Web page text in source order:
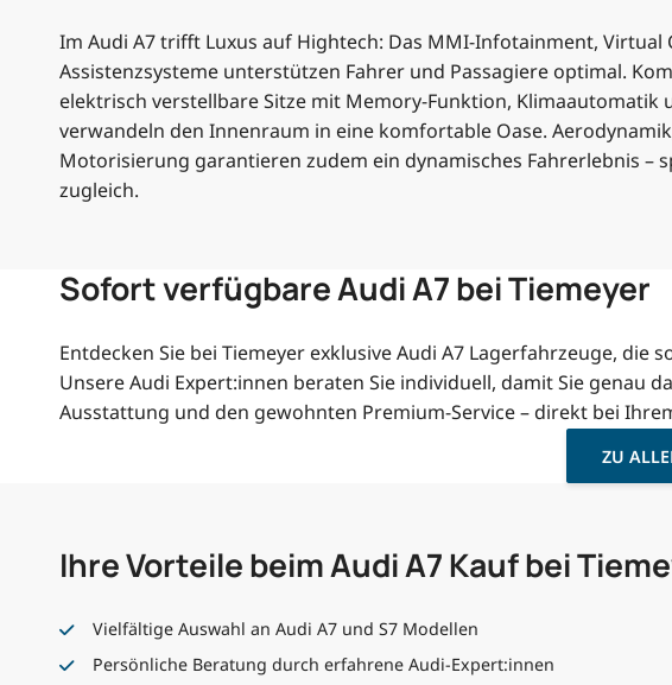
Im Audi A7 trifft Luxus auf Hightech: Das MMI-Infotainment, Virtual
Assistenzsysteme unterstützen Fahrer und Passagiere optimal.
elektrisch verstellbare Sitze mit Memory-Funktion, Klimaautomatik
verwandeln den Innenraum in eine komfortable Oase.
Motorisierung garantieren zudem ein dynamisches Fahrerlebnis –
zugleich.
Sofort verfügbare Audi A7 bei Tiemeyer
Entdecken Sie bei Tiemeyer exklusive Audi A7 Lagerfahrzeuge,
Unsere Audi Expert:innen beraten Sie individuell, damit Sie genau
Ausstattung und den gewohnten Premium-Service – direkt bei
ZU
Ihre Vorteile beim Audi A7 Kauf bei
Vielfältige Auswahl an Audi A7 und S7 Modellen
Persönliche Beratung durch erfahrene Audi-Expert:innen